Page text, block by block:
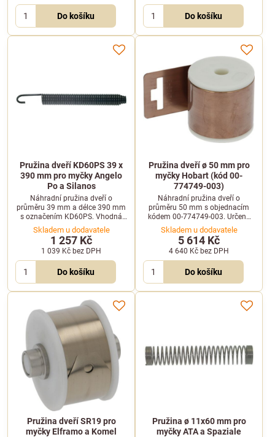
Do košíku Do košíku
Pružina dveří KD60PS 39 x
390 mm pro myčky Angelo
Po a Silanos
Náhradní pružina dveří o
průměru 39 mm a délce 390 mm
s označením KD60PS. Vhodná
pro profesionální myčky Angelo
Po, Silanos, Giga a Whirlpool.
Skladem u dodavatele
1 257 Kč
1 039 Kč bez DPH
Do košíku
Pružina dveří ø 50 mm pro
myčky Hobart (kód 00-
774749-003)
Náhradní pružina dveří o
průměru 50 mm s objednacím
kódem 00-774749-003. Určena
pro profesionální myčky nádobí
Hobart CSA a FTN.
Skladem u dodavatele
5 614 Kč
4 640 Kč bez DPH
Do košíku
Pružina dveří SR19 pro
myčky Elframo a Komel
Pružina ø 11x60 mm pro
myčky ATA a Spaziale